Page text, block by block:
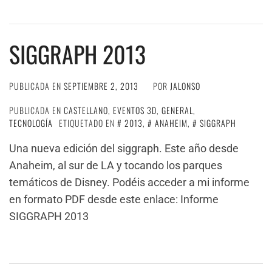
SIGGRAPH 2013
PUBLICADA EN SEPTIEMBRE 2, 2013 POR JALONSO
PUBLICADA EN CASTELLANO, EVENTOS 3D, GENERAL,
TECNOLOGÍA
ETIQUETADO EN 2013, ANAHEIM,
SIGGRAPH
Una nueva edición del siggraph. Este año desde
Anaheim, al sur de LA y tocando los parques
temáticos de Disney. Podéis acceder a mi informe
en formato PDF desde este enlace: Informe
SIGGRAPH 2013